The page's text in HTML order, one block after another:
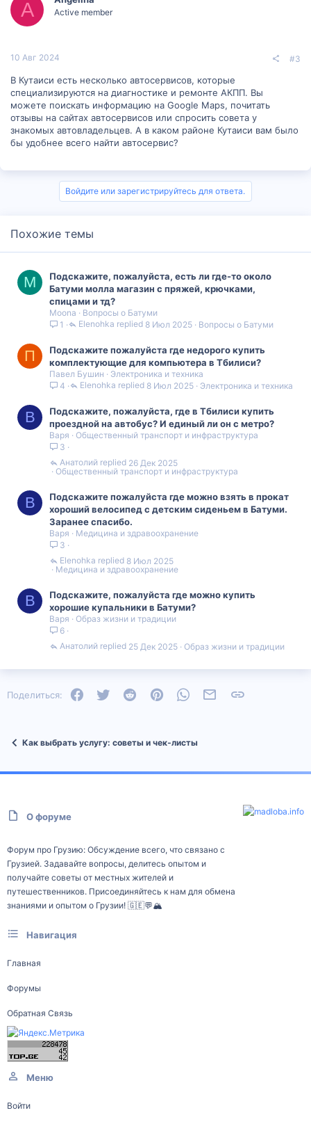
A Active member
10 Авг 2024 #3
В Кутаиси есть несколько автосервисов, которые
специализируются на диагностике и ремонте АКПП. Вы
можете поискать информацию на Google Maps, почитать
отзывы на сайтах автосервисов или спросить совета у
знакомых автовладельцев. А в каком районе Кутаиси вам было
бы удобнее всего найти автосервис?
Войдите или зарегистрируйтесь для ответа.
Похожие темы
M
Подскажите, пожалуйста, есть ли где-то около
Батуми молла магазин с пряжей, крючками,
спицами и тд?
Moona
Вопросы о Батуми
1
Вопросы о Батуми
8 Июл 2025
Elenohka
П
Подскажите пожалуйста где недорого купить
комплектующие для компьютера в Тбилиси?
Павел Бушин
Электроника и техника
4
Электроника и техника
8 Июл 2025
Elenohka
В
Подскажите, пожалуйста, где в Тбилиси купить
проездной на автобус? И единый ли он с метро?
Варя
Общественный транспорт и инфраструктура
3
Общественный транспорт и инфраструктура
26 Дек 2025
Анатолий
В
Подскажите пожалуйста где можно взять в прокат
хороший велосипед с детским сиденьем в Батуми.
Заранее спасибо.
Варя
Медицина и здравоохранение
3
Медицина и здравоохранение
8 Июл 2025
Elenohka
В
Подскажите, пожалуйста где можно купить
хорошие купальники в Батуми?
Варя
Образ жизни и традиции
6
Образ жизни и традиции
25 Дек 2025
Анатолий
Поделиться: FacebookTwitter Reddit PinterestWhatsAppЭлектронная почта
Как выбрать услугу: советы и чек‑листы
О форуме
Форум про Грузию: Обсуждение всего, что связано с
Грузией. Задавайте вопросы, делитесь опытом и
получайте советы от местных жителей и
путешественников. Присоединяйтесь к нам для обмена
знаниями и опытом о Грузии! 🇬🇪💬🏔️
Навигация
Главная
Форумы
Обратная Связь
Меню
Войти